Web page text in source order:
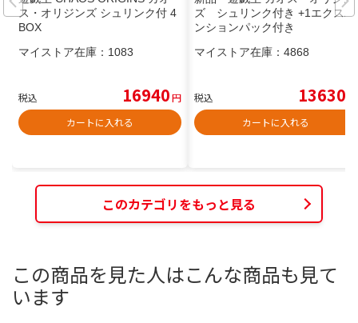
ス・オリジンズ シュリンク付 4
BOX
マイストア在庫： 1083
税込 16940円
カートに入れる
ズ シュリンク付き +1エクスパ
ンションパック付き
マイストア在庫： 4868
税込 13630
カートに入れる
このカテゴリをもっと見る
この商品を見た人はこんな商品も見て
います